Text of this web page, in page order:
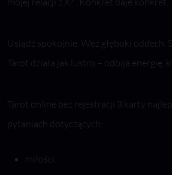
Usiądź spokojnie. Weź głęboki oddech.
Tarot działa jak lustro – odbija energię,
Tarot online bez rejestracji 3 karty
pytaniach dotyczących:
miłości